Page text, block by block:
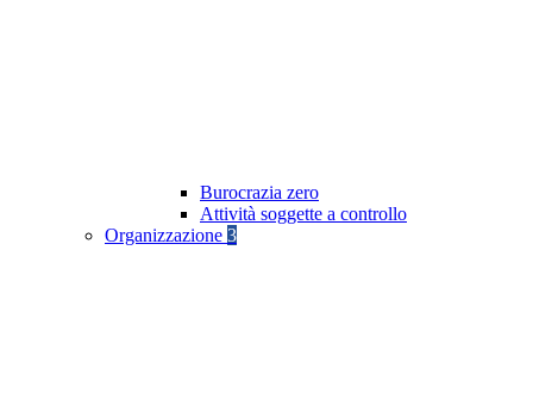
Burocrazia zero
Attività soggette a controllo
Organizzazione 3